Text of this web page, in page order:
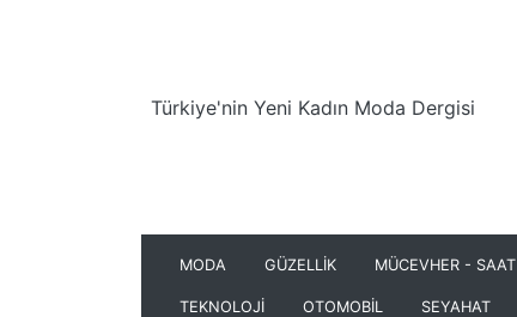
Türkiye'nin Yeni Kadın Moda Dergisi
MODA GÜZELLİK MÜCEVHER - SAAT
TEKNOLOJİ OTOMOBİL SEYAHAT